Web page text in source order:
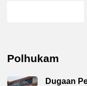
Polhukam
Dugaan